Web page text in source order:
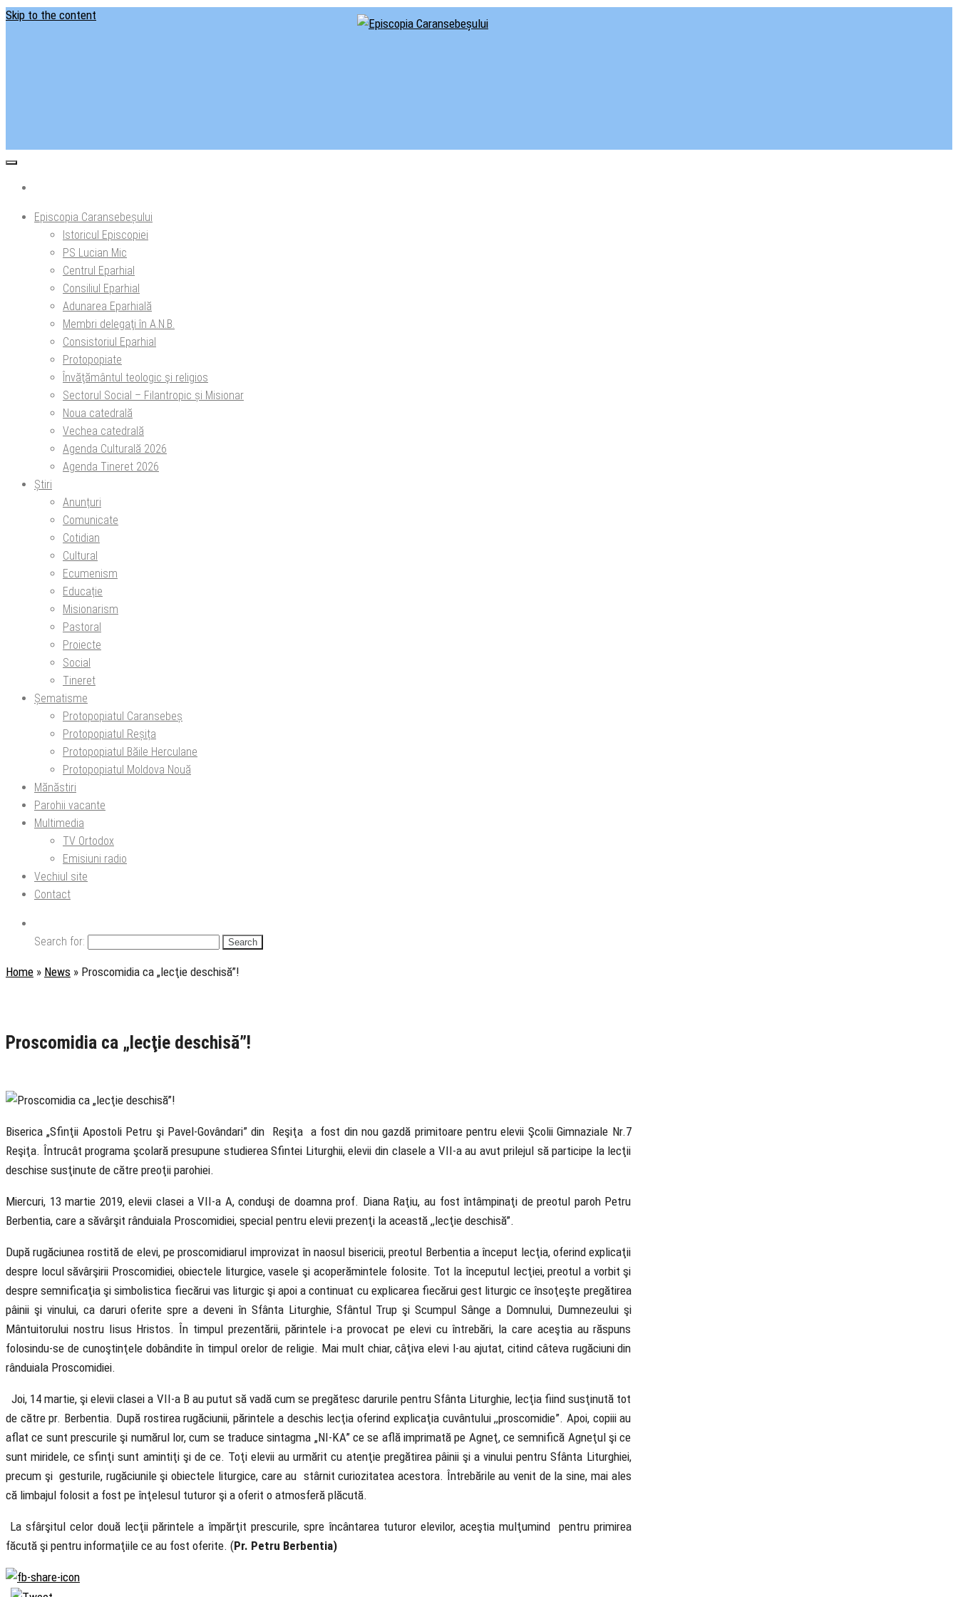
Skip to the content
Episcopia Caransebeșului
Istoricul Episcopiei
PS Lucian Mic
Centrul Eparhial
Consiliul Eparhial
Adunarea Eparhială
Membri delegaţi în A.N.B.
Consistoriul Eparhial
Protopopiate
Învăţământul teologic şi religios
Sectorul Social – Filantropic și Misionar
Noua catedrală
Vechea catedrală
Agenda Culturală 2026
Agenda Tineret 2026
Știri
Anunțuri
Comunicate
Cotidian
Cultural
Ecumenism
Educație
Misionarism
Pastoral
Proiecte
Social
Tineret
Șematisme
Protopopiatul Caransebeș
Protopopiatul Reșița
Protopopiatul Băile Herculane
Protopopiatul Moldova Nouă
Mănăstiri
Parohii vacante
Multimedia
TV Ortodox
Emisiuni radio
Vechiul site
Contact
Search for:
Home » News » Proscomidia ca „lecţie deschisă”!
Proscomidia ca „lecţie deschisă”!
Biserica „Sfinţii Apostoli Petru şi Pavel-Govândari” din Reşiţa a fost din nou gazdă primitoare pentru elevii Şcolii Gimnaziale Nr.7
Reşiţa. Întrucât programa şcolară presupune studierea Sfintei Liturghii, elevii din clasele a VII-a au avut prilejul să participe la lecţii
deschise susţinute de către preoţii parohiei.
Miercuri, 13 martie 2019, elevii clasei a VII-a A, conduşi de doamna prof. Diana Raţiu, au fost întâmpinaţi de preotul paroh Petru
Berbentia, care a săvârşit rânduiala Proscomidiei, special pentru elevii prezenţi la această ,,lecţie deschisă”.
După rugăciunea rostită de elevi, pe proscomidiarul improvizat în naosul bisericii, preotul Berbentia a început lecţia, oferind explicaţii
despre locul săvârşirii Proscomidiei, obiectele liturgice, vasele şi acoperămintele folosite. Tot la începutul lecţiei, preotul a vorbit şi
despre semnificaţia şi simbolistica fiecărui vas liturgic şi apoi a continuat cu explicarea fiecărui gest liturgic ce însoţeşte pregătirea
pâinii şi vinului, ca daruri oferite spre a deveni în Sfânta Liturghie, Sfântul Trup şi Scumpul Sânge a Domnului, Dumnezeului şi
Mântuitorului nostru Iisus Hristos. În timpul prezentării, părintele i-a provocat pe elevi cu întrebări, la care aceştia au răspuns
folosindu-se de cunoştinţele dobândite în timpul orelor de religie. Mai mult chiar, câţiva elevi l-au ajutat, citind câteva rugăciuni din
rânduiala Proscomidiei.
Joi, 14 martie, şi elevii clasei a VII-a B au putut să vadă cum se pregătesc darurile pentru Sfânta Liturghie, lecţia fiind susţinută tot
de către pr. Berbentia. După rostirea rugăciunii, părintele a deschis lecţia oferind explicaţia cuvântului ,,proscomidie”. Apoi, copiii au
aflat ce sunt prescurile şi numărul lor, cum se traduce sintagma „NI-KA” ce se află imprimată pe Agneţ, ce semnifică Agneţul şi ce
sunt miridele, ce sfinţi sunt amintiţi şi de ce. Toţi elevii au urmărit cu atenţie pregătirea pâinii şi a vinului pentru Sfânta Liturghiei,
precum şi gesturile, rugăciunile şi obiectele liturgice, care au stârnit curiozitatea acestora. Întrebările au venit de la sine, mai ales
că limbajul folosit a fost pe înţelesul tuturor şi a oferit o atmosferă plăcută.
La sfârşitul celor două lecţii părintele a împărţit prescurile, spre încântarea tuturor elevilor, aceştia mulţumind pentru primirea
făcută şi pentru informaţiile ce au fost oferite. (Pr. Petru Berbentia)